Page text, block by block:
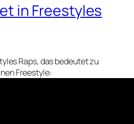
in Freestyles
Raps, das bedeutet zu
Freestyle: